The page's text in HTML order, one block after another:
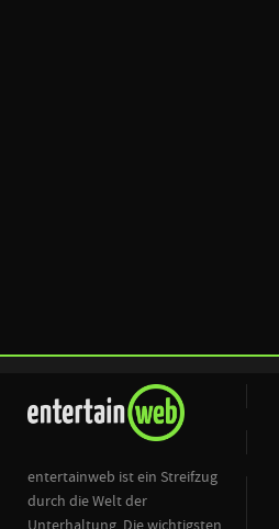
entertainweb ist ein Streifzug
durch die Welt der